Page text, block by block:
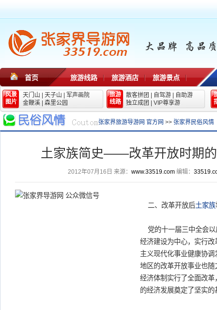
首页 旅游线路 旅游酒店 旅游景点
风景
图片
天门山 天子山
军声画院
金鞭溪
森里公园
旅游
线路
散客拼团 自驾游
自助游
独立成团
VIP尊享游
张家界旅游导游网 官方网 >> 张家界民俗风情
土家族简史——改革开放时期
2012年07月16日 来源： www.33519.com编辑：
二、改革开放后土家族
党的十一届三中全会以
经济建设为中心，实行
主义现代化事业健康协
地区的改革开放事业也
经济体制实行了全面改
的经济发展奠定了坚实的